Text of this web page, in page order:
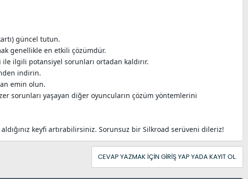
güncel tutun.
genellikle en etkili çözümdür.
ilgili potansiyel sorunları ortadan kaldırır.
indirin.
emin olun.
sorunları yaşayan diğer oyuncuların çözüm yöntemlerini
keyfi artırabilirsiniz. Sorunsuz bir Silkroad serüveni dileriz!
CEVAP YAZMAK IÇIN GIRIŞ YAP YADA KAYIT OL.